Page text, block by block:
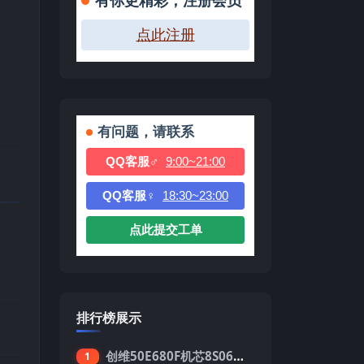
点此注册
有问题，请联系
QQ客服♂ 9:00~21:00
QQ客服♀ 18:30~23:00
点此提交工单
排行榜展示
1 创维50E680F机芯8S06强制升级刷机包